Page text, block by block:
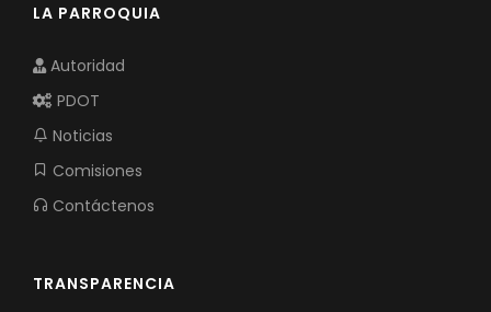
LA PARROQUIA
Autoridad
PDOT
Noticias
Comisiones
Contáctenos
TRANSPARENCIA